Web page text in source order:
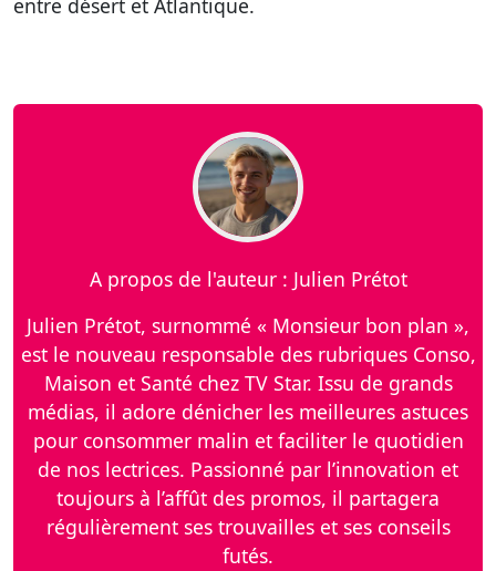
entre désert et Atlantique.
A propos de l'auteur : Julien Prétot
Julien Prétot, surnommé « Monsieur bon plan »,
est le nouveau responsable des rubriques Conso,
Maison et Santé chez TV Star. Issu de grands
médias, il adore dénicher les meilleures astuces
pour consommer malin et faciliter le quotidien
de nos lectrices. Passionné par l’innovation et
toujours à l’affût des promos, il partagera
régulièrement ses trouvailles et ses conseils
futés.